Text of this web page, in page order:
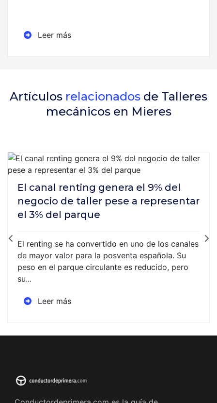
Leer más
Artículos relacionados de Talleres
mecánicos en Mieres
El canal renting genera el 9% del
negocio de taller pese a representar
el 3% del parque
El renting se ha convertido en uno de los canales
de mayor valor para la posventa española. Su
peso en el parque circulante es reducido, pero
su...
Leer más